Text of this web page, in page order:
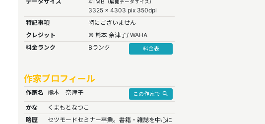
（展開データサイズ）
3325 x 4303 pix 350dpi
特記事項
特にございません
クレジット
© 熊本 奈津子/ WAHA
料金ランク
Bランク 料金表
作家プロフィール
作家名 熊本 奈津子 この作家で search
かな
くまもとなつこ
略歴
セツモードセミナー卒業。書籍・雑誌を中心に